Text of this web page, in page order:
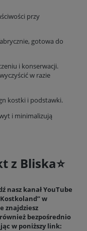
przy
gotowa do
i konserwacji.
w razie
kostki i podstawki.
i minimalizują
z Bliska⭐️
nasz kanał YouTube
w
znajdziesz
bezpośrednio
w poniższy link: